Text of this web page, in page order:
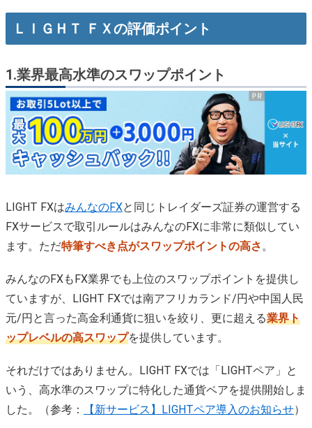
ＬＩＧＨＴ ＦＸの評価ポイント
1.業界最高水準のスワップポイント
LIGHT FXはみんなのFXと同じトレイダーズ証券の運営する
FXサービスで取引ルールはみんなのFXに非常に類似してい
ます。ただ特筆すべき点がスワップポイントの高さ 。
みんなのFXもFX業界でも上位のスワップポイントを提供し
ていますが、LIGHT FXでは南アフリカランド/円や中国人民
元/円と言った高金利通貨に狙いを絞り、更に超える業界ト
ップレベルの高スワップを提供しています。
それだけではありません。LIGHT FXでは「LIGHTペア」と
いう、高水準のスワップに特化した通貨ペアを提供開始しま
した。（参考：
【新サービス】LIGHTペア導入のお知らせ）